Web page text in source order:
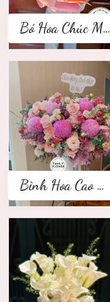
Bó Hoa Chúc Mừng
Bình Hoa Cao Cấp